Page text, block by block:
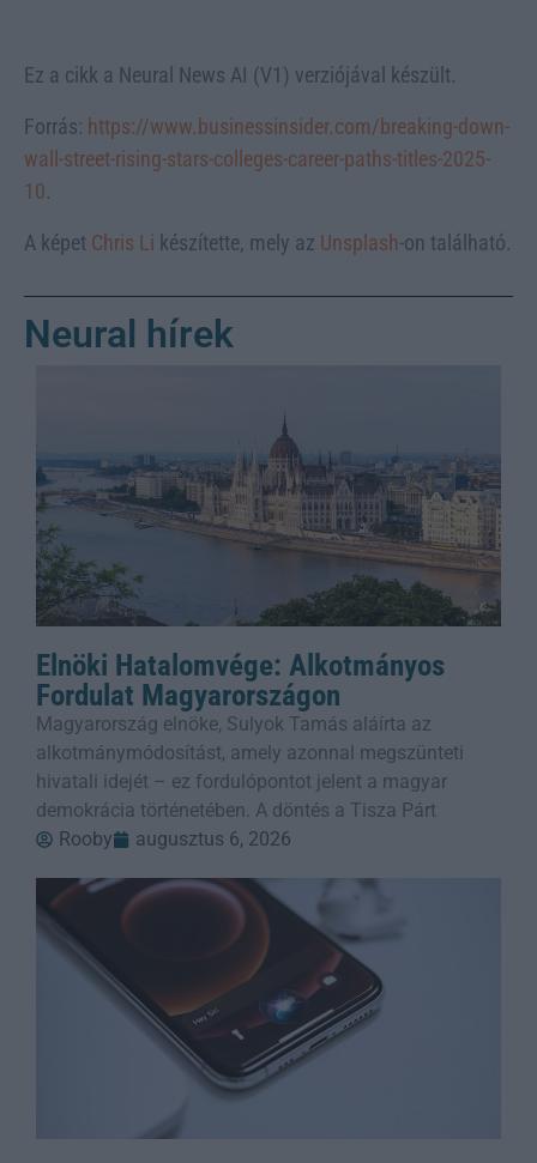
Ez a cikk a Neural News AI (V1) verziójával készült.
Forrás: https://www.businessinsider.com/breaking-down-
wall-street-rising-stars-colleges-career-paths-titles-2025-
10.
A képet Chris Li készítette, mely az Unsplash-on található.
Neural hírek
Elnöki Hatalomvége: Alkotmányos
Fordulat Magyarországon
Magyarország elnöke, Sulyok Tamás aláírta az
alkotmánymódosítást, amely azonnal megszünteti
hivatali idejét – ez fordulópontot jelent a magyar
demokrácia történetében. A döntés a Tisza Párt
Rooby
augusztus 6, 2026